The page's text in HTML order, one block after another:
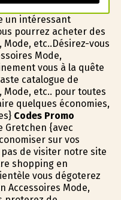
un intéressant
pourrez acheter des
Mode, etc..Désirez-vous
Mode,
vous à la quête
catalogue de
Mode, etc.. pour toutes
quelques économies,
Codes Promo
Gretchen {avec
sur vos
de visiter notre site
shopping en
vous dégoterez
Accessoires Mode,